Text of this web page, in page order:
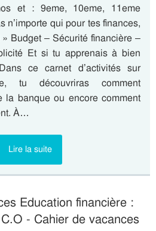
et : 9eme, 10eme, 11eme
n’importe qui pour tes finances,
Budget – Sécurité financière –
Et si tu apprenais à bien
ce carnet d’activités sur
tu découvriras comment
la banque ou encore comment
À…
Lire la suite
Education financière :
- Cahier de vacances